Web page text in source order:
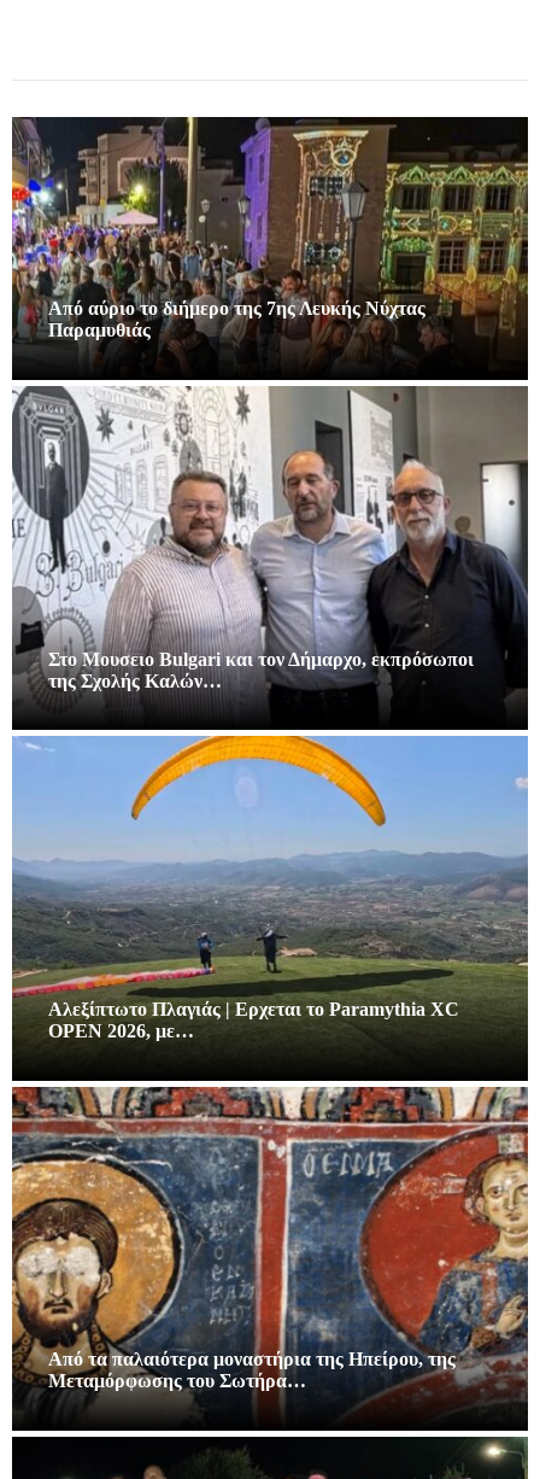
Από αύριο το διήμερο της 7ης Λευκής Νύχτας
Παραμυθιάς
Στο Μουσειο Bulgari και τον Δήμαρχο, εκπρόσωποι
της Σχολής Καλών…
Αλεξίπτωτο Πλαγιάς | Ερχεται το Paramythia XC
OPEN 2026, με…
Από τα παλαιότερα μοναστήρια της Ηπείρου, της
Μεταμόρφωσης του Σωτήρα…